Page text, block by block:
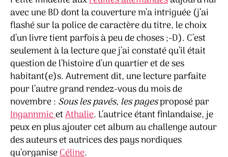
avec une BD dont la couverture m’a intriguée (j’ai
flashé sur la police de caractère du titre, le choix
d’un livre tient parfois à peu de choses ;-D). C’est
seulement à la lecture que j’ai constaté qu’il était
question de l’histoire d’un quartier et de ses
habitant(e)s. Autrement dit, une lecture parfaite
pour l’autre grand rendez-vous du mois de
novembre : Sous les pavés, les pagesproposé par
IngannmicetAthalie. L’autrice étant finlandaise, je
peux en plus ajouter cet album au challenge autour
des auteurs et autrices des pays nordiques
qu’organiseCéline.